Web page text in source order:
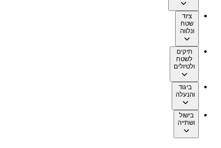
ציוד
שטח
ונלווה
תיקים
לשטח
ולטיולים
ביגוד
והנעלה
בישול
ושתייה